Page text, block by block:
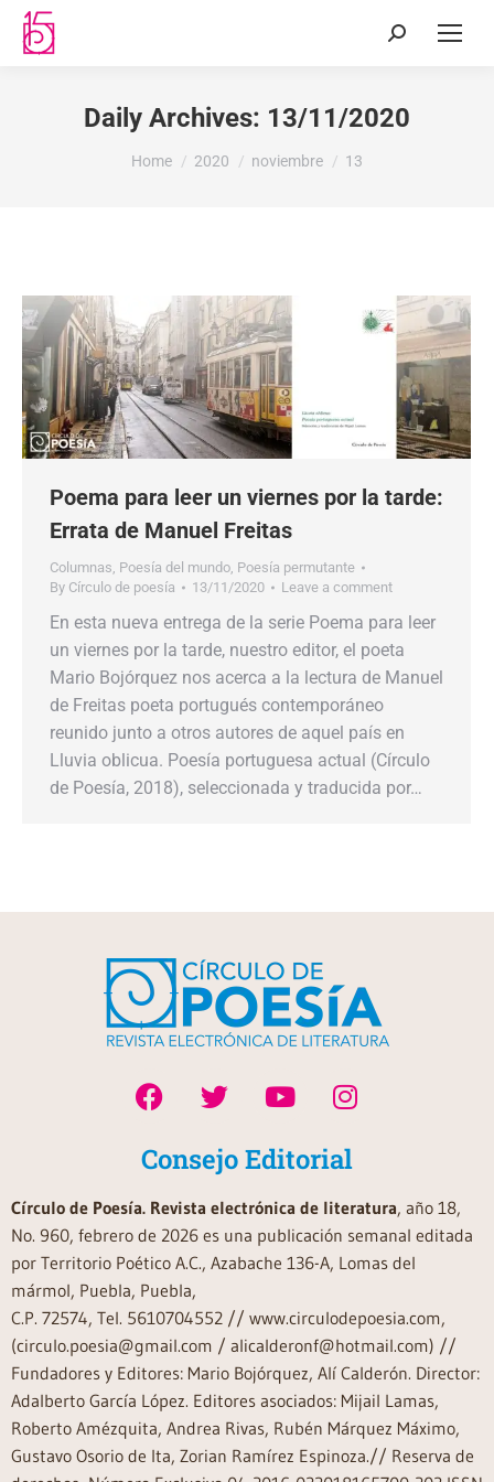
Daily Archives: 13/11/2020
You are here:
Home 2020 noviembre 13
Poema para leer un viernes por la tarde:
Errata de Manuel Freitas
Columnas, Poesía del mundo, Poesía permutante
By Círculo de poesía 13/11/2020 Leave a comment
En esta nueva entrega de la serie Poema para leer
un viernes por la tarde, nuestro editor, el poeta
Mario Bojórquez nos acerca a la lectura de Manuel
de Freitas poeta portugués contemporáneo
reunido junto a otros autores de aquel país en
Lluvia oblicua. Poesía portuguesa actual (Círculo
de Poesía, 2018), seleccionada y traducida por…
Consejo Editorial
Círculo de Poesía. Revista electrónica de literatura, año 18,
No. 960, febrero de 2026 es una publicación semanal editada
por Territorio Poético A.C., Azabache 136-A, Lomas del
mármol, Puebla, Puebla,
C.P. 72574, Tel. 5610704552 // www.circulodepoesia.com,
(circulo.poesia@gmail.com / alicalderonf@hotmail.com) //
Fundadores y Editores: Mario Bojórquez, Alí Calderón. Director:
Adalberto García López. Editores asociados: Mijail Lamas,
Roberto Amézquita, Andrea Rivas, Rubén Márquez Máximo,
Gustavo Osorio de Ita, Zorian Ramírez Espinoza.// Reserva de